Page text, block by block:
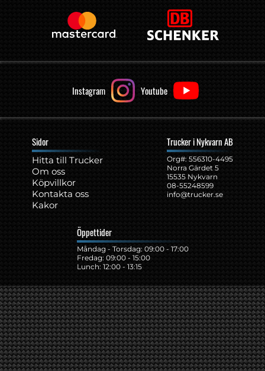
Instagram Youtube
Sidor
Hitta till Trucker
Om oss
Köpvillkor
Kontakta oss
Kakor
Trucker i Nykvarn AB
Org#: ‍556310-4495
Norra Gärdet 5
15535 Nykvarn
08-55248599
info@trucker.se
Öppettider
Måndag - Torsdag: 09:00 - 17:00
Fredag: 09:00 - 15:00
Lunch: 12:00 - 13:15